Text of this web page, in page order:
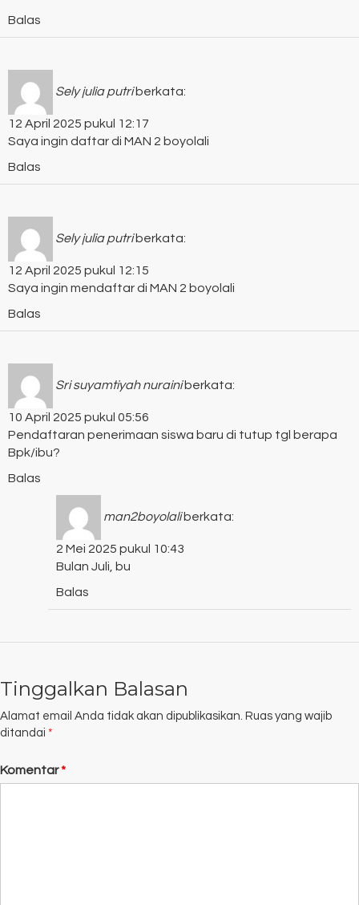
Balas
Sely julia putri berkata:
12 April 2025 pukul 12:17
Saya ingin daftar di MAN 2 boyolali
Balas
Sely julia putri berkata:
12 April 2025 pukul 12:15
Saya ingin mendaftar di MAN 2 boyolali
Balas
Sri suyamtiyah nuraini berkata:
10 April 2025 pukul 05:56
Pendaftaran penerimaan siswa baru di tutup tgl berapa
Bpk/ibu?
Balas
man2boyolali berkata:
2 Mei 2025 pukul 10:43
Bulan Juli, bu
Balas
Tinggalkan Balasan
Alamat email Anda tidak akan dipublikasikan. Ruas yang wajib
ditandai *
Komentar*